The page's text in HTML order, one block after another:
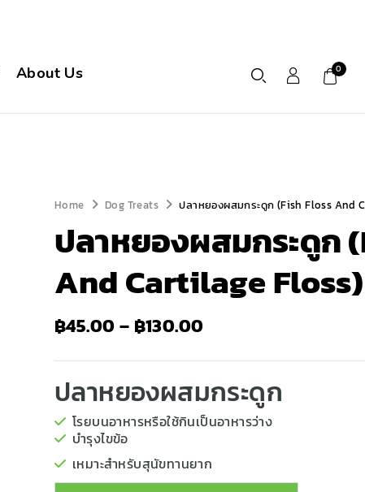
About Us 0
Home Dog Treats ปลาหยองผสมกระดูก (Fish Floss And
ปลาหยองผสมกระดูก
And Cartilage Floss)
฿45.00– ฿130.00
ปลาหยองผสมกระดูก
โรยบนอาหารหรือใช้กินเป็นอาหารว่าง
บำรุงไขข้อ
เหมาะสำหรับสุนัขทานยาก